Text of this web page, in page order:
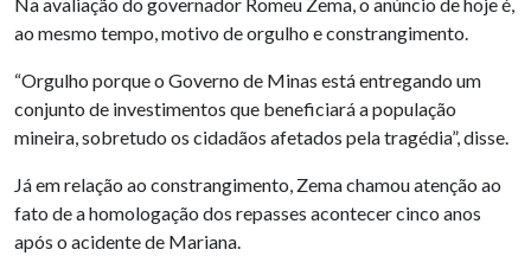
ao mesmo tempo, motivo de orgulho e constrangimento.
“Orgulho porque o Governo de Minas está entregando um
conjunto de investimentos que beneficiará a população
mineira, sobretudo os cidadãos afetados pela tragédia”, disse.
Já em relação ao constrangimento, Zema chamou atenção ao
fato de a homologação dos repasses acontecer cinco anos
após o acidente de Mariana.